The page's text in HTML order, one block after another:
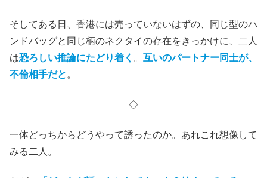
そしてある日、香港には売っていないはずの、同じ型のハ
ンドバッグと同じ柄のネクタイの存在をきっかけに、二人
は恐ろしい推論にたどり着く 。 互いのパートナー同士が、
不倫相手だと 。
◇
一体どっちからどうやって誘ったのか。あれこれ想像して
みる二人。